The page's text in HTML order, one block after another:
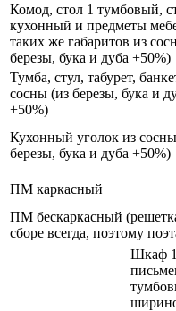
Комод, стол 1 тумбовый,
кухонный и предметы
таких же габаритов из
березы, бука и дуба +50%)
Тумба, стул, табурет,
сосны (из березы, бука и
+50%)
Кухонный уголок из
березы, бука и дуба +50%)
ПМ каркасный
ПМ бескаркасный
сборе всегда, поэтому
Шкаф